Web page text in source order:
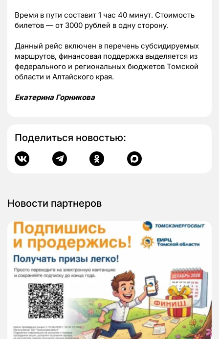
Время в пути составит 1 час 40 минут. Стоимость
билетов — от 3000 рублей в одну сторону.
Данный рейс включен в перечень субсидируемых
маршрутов, финансовая поддержка выделяется из
федерального и региональных бюджетов Томской
области и Алтайского края.
Екатерина Горникова
Поделиться новостью:
Новости партнеров